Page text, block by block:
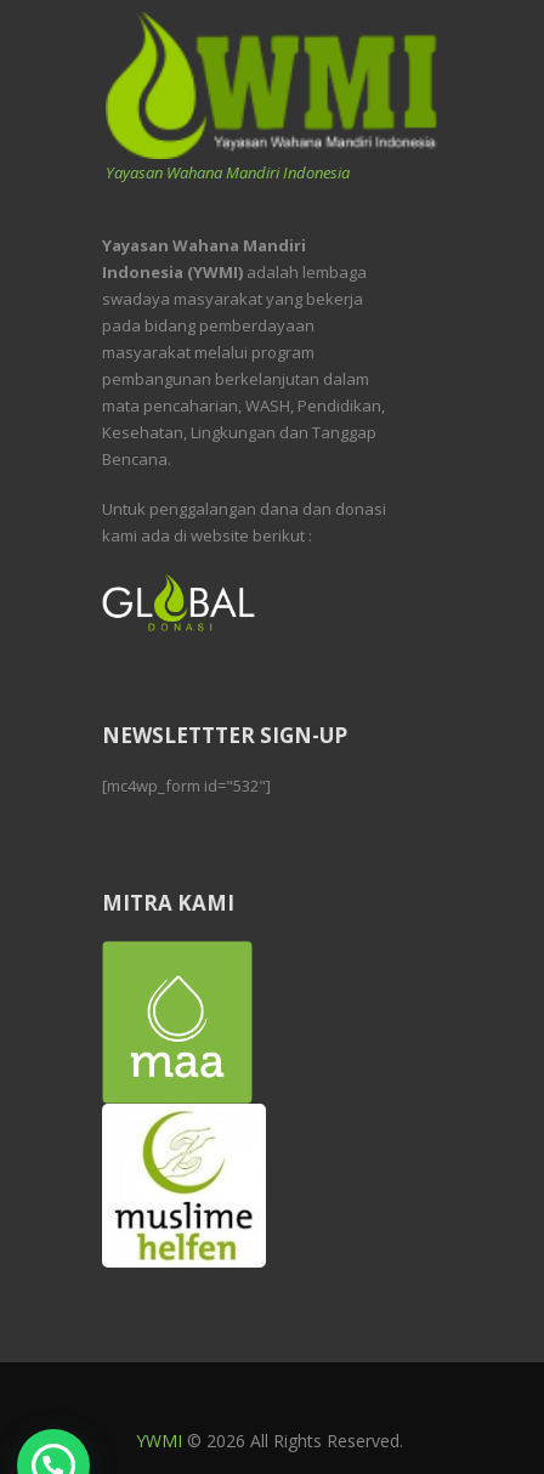
Yayasan Wahana Mandiri Indonesia
Yayasan Wahana Mandiri
Indonesia (YWMI) adalah lembaga
swadaya masyarakat yang bekerja
pada bidang pemberdayaan
masyarakat melalui program
pembangunan berkelanjutan dalam
mata pencaharian, WASH, Pendidikan,
Kesehatan, Lingkungan dan Tanggap
Bencana.
Untuk penggalangan dana dan donasi
kami ada di website berikut :
NEWSLETTTER SIGN-UP
[mc4wp_form id="532"]
MITRA KAMI
YWMI © 2026 All Rights Reserved.